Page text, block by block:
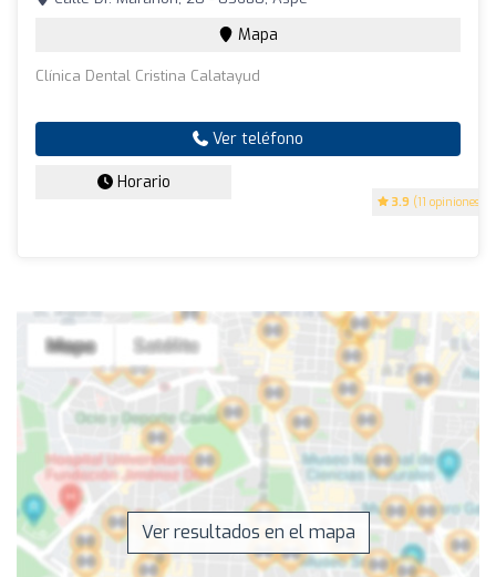
3.9 (11 opiniones)
Mapa
Clínica Dental Cristina Calatayud
Ver teléfono
Horario
Ver resultados en el mapa